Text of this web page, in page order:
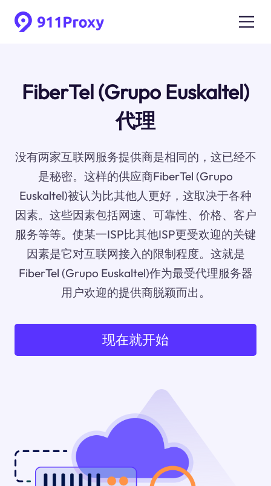
FiberTel (Grupo Euskaltel)
代理
没有两家互联网服务提供商是相同的，这已经不
是秘密。这样的供应商FiberTel (Grupo
Euskaltel)被认为比其他人更好，这取决于各种
因素。这些因素包括网速、可靠性、价格、客户
服务等等。使某一ISP比其他ISP更受欢迎的关键
因素是它对互联网接入的限制程度。这就是
FiberTel (Grupo Euskaltel)作为最受代理服务器
用户欢迎的提供商脱颖而出。
现在就开始